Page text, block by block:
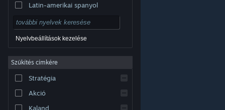
védjegyek jogos tulajdonosaiké az Egyesült
szabályzat
| Jogi információk
Steam előfizetői szerződés
Latin-amerikai spanyol
Nyelvbeállítások kezelése
Szűkítés címkére
Stratégia
Akció
Kaland